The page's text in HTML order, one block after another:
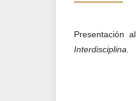
Presentación
Interdisciplina.